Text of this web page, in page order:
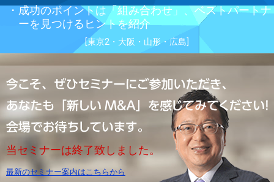
成功のポイントは「組み合わせ」、ベストパートナ
ーを見つけるヒントを紹介
[東京2・大阪・山形・広島]
当セミナーは終了致しました。
最新のセミナー案内はこちらから